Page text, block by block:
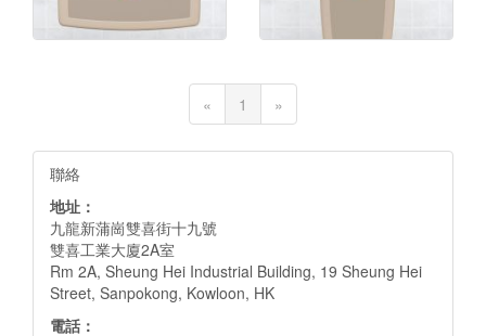
« Previous
1 (current)
»
聯絡
地址：
九龍新蒲崗雙喜街十九號
雙喜工業大廈2A室
Rm 2A, Sheung Hei Industrial Building, 19 Sheung Hei
Street, Sanpokong, Kowloon, HK
電話：